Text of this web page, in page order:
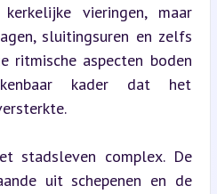
vieringen, maar
sluitingsuren en zelfs
ritmische aspecten boden
kader dat het
stadsleven complex. De
uit schepenen en de